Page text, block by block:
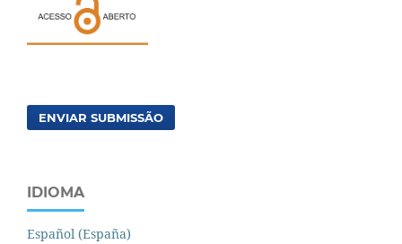
ENVIAR SUBMISSÃO
IDIOMA
Español (España)